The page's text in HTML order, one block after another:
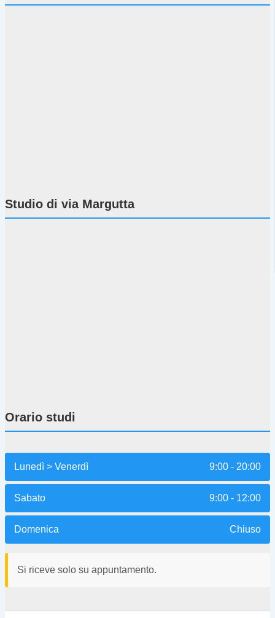
Studio di via Margutta
Orario studi
Lunedì > Venerdì 9:00 - 20:00
Sabato 9:00 - 12:00
Domenica Chiuso
Si riceve solo su appuntamento.